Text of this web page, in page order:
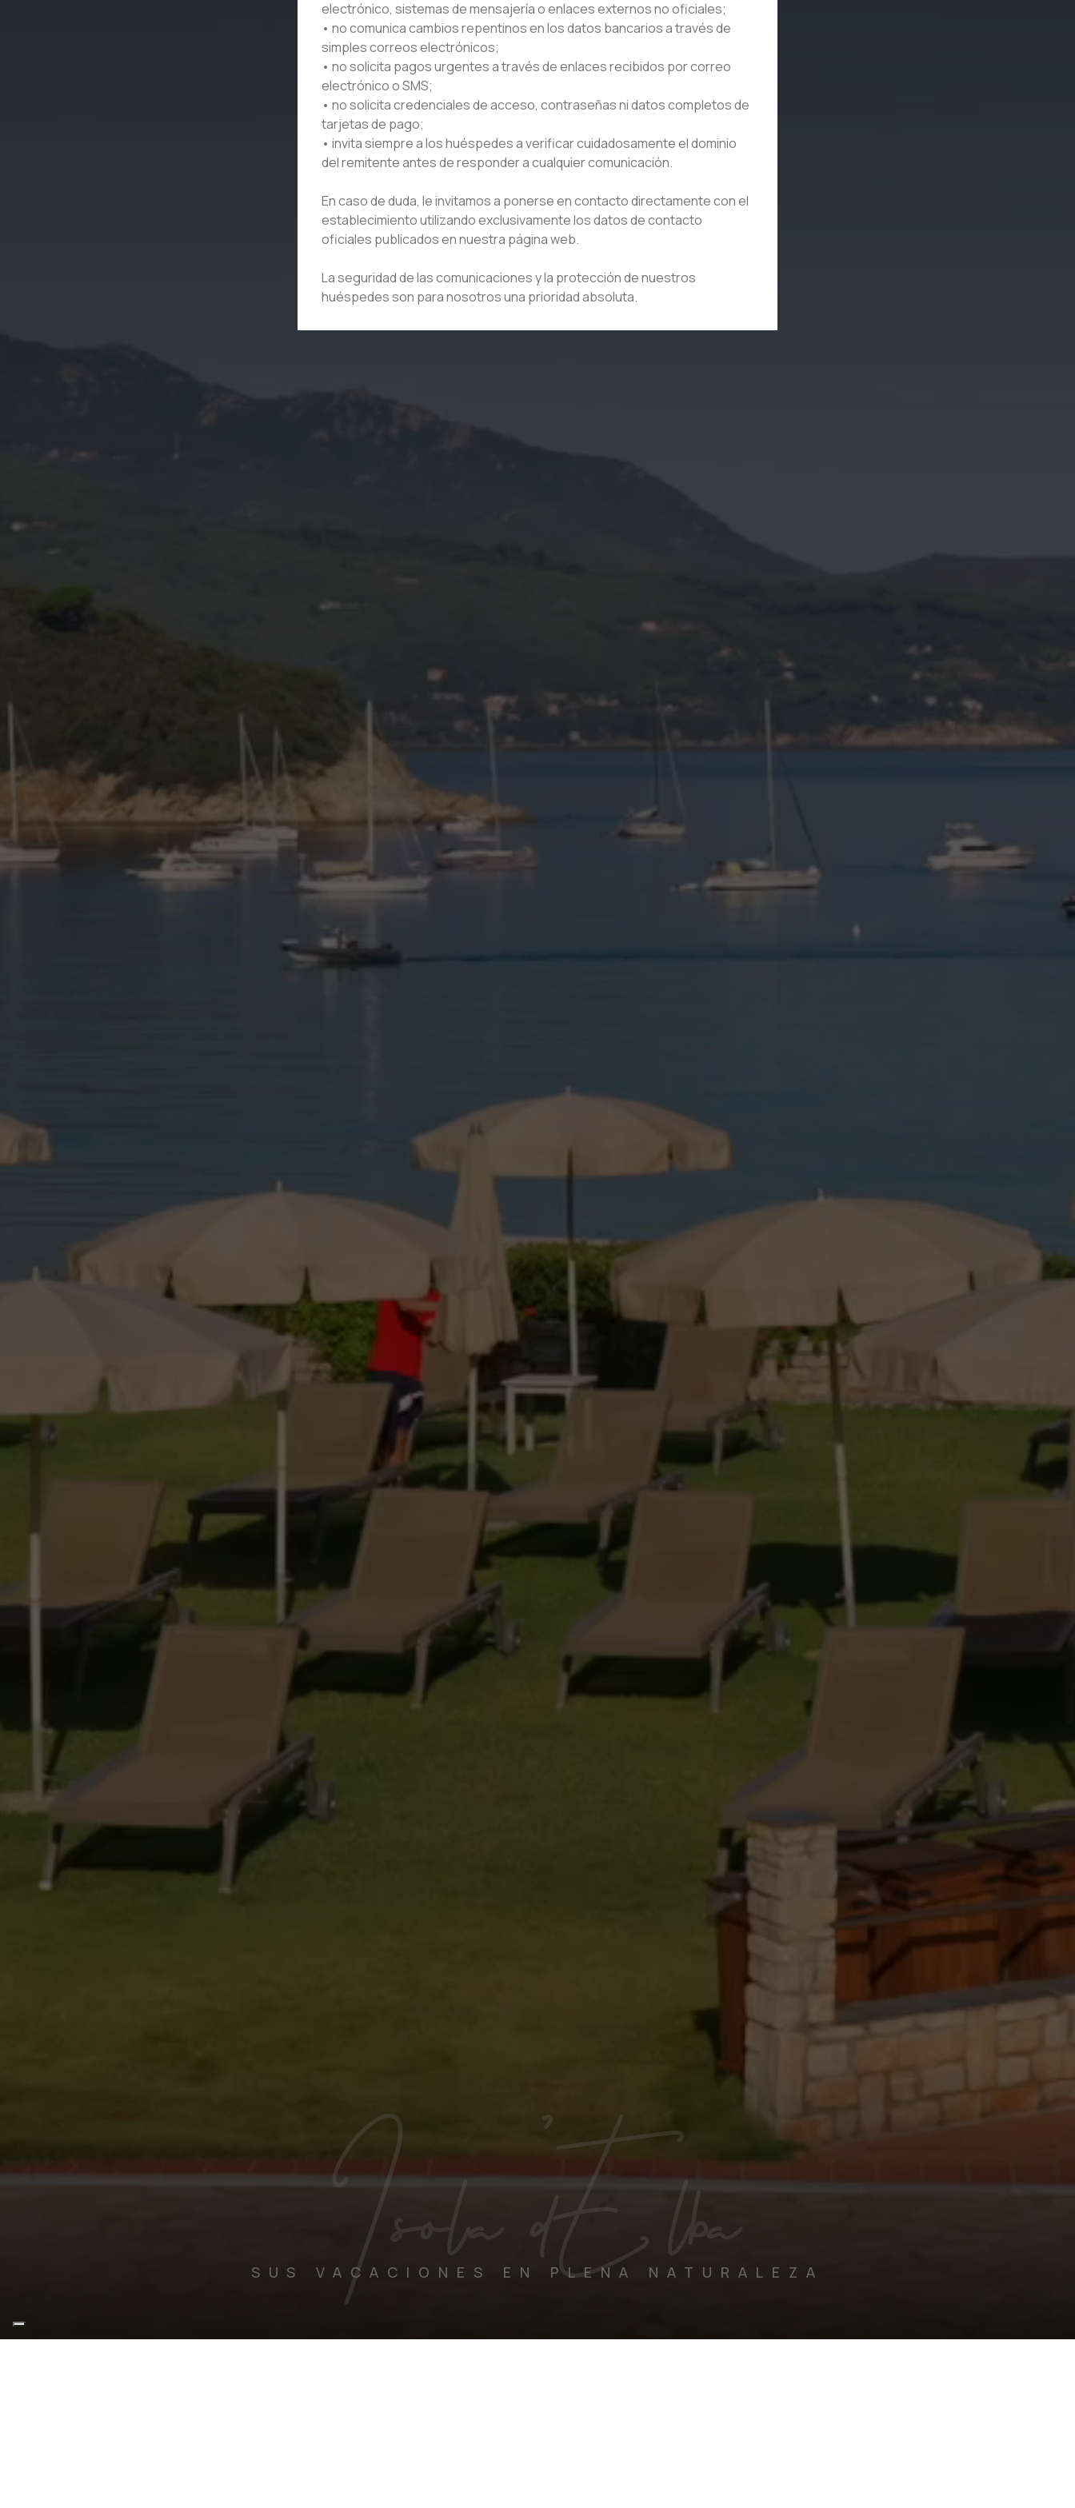
Isola d'Elba
SUS VACACIONES EN PLENA NATURALEZA
electrónico, sistemas de mensajería o enlaces externos no oficiales;
• no comunica cambios repentinos en los datos bancarios a través de
simples correos electrónicos;
• no solicita pagos urgentes a través de enlaces recibidos por correo
electrónico o SMS;
• no solicita credenciales de acceso, contraseñas ni datos completos de
tarjetas de pago;
• invita siempre a los huéspedes a verificar cuidadosamente el dominio
del remitente antes de responder a cualquier comunicación.
En caso de duda, le invitamos a ponerse en contacto directamente con el
establecimiento utilizando exclusivamente los datos de contacto
oficiales publicados en nuestra página web.
La seguridad de las comunicaciones y la protección de nuestros
huéspedes son para nosotros una prioridad absoluta.